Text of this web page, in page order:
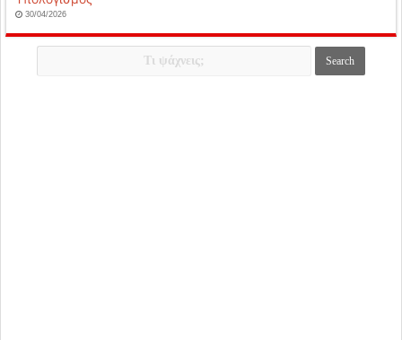
30/04/2026